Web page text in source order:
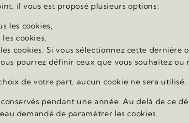
il vous est proposé plusieurs options:
les cookies,
cookies,
cookies. Si vous sélectionnez cette dernière
pourrez définir ceux que vous souhaitez ou
de votre part, aucun cookie ne sera utilisé.
pendant une année. Au delà de ce
demandé de paramétrer les cookies.